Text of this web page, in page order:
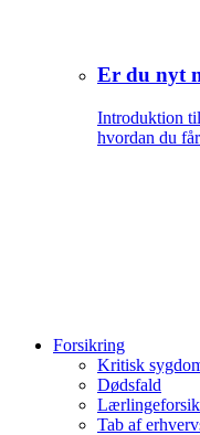
Er du nyt
Introduktion
hvordan du
Forsikring
Kritisk
Dødsfald
Tab af